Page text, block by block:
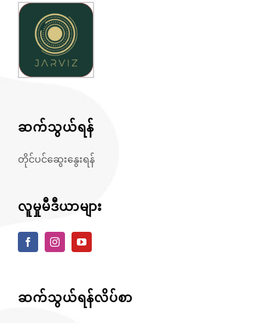
ဆက်သွယ်ရန်
တိုင်ပင်ဆွေးနွေးရန်
လူမှုမီဒီယာများ
ဆက်သွယ်ရန်လိပ်စာ